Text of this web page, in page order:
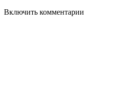
Включить комментарии